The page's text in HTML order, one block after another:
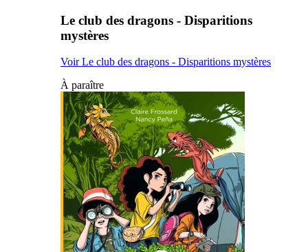
Le club des dragons - Disparitions
mystères
Voir Le club des dragons - Disparitions mystères
À paraître